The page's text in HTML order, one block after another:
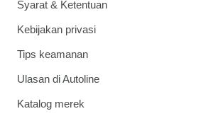
Syarat & Ketentuan
Kebijakan privasi
Tips keamanan
Ulasan di Autoline
Katalog merek